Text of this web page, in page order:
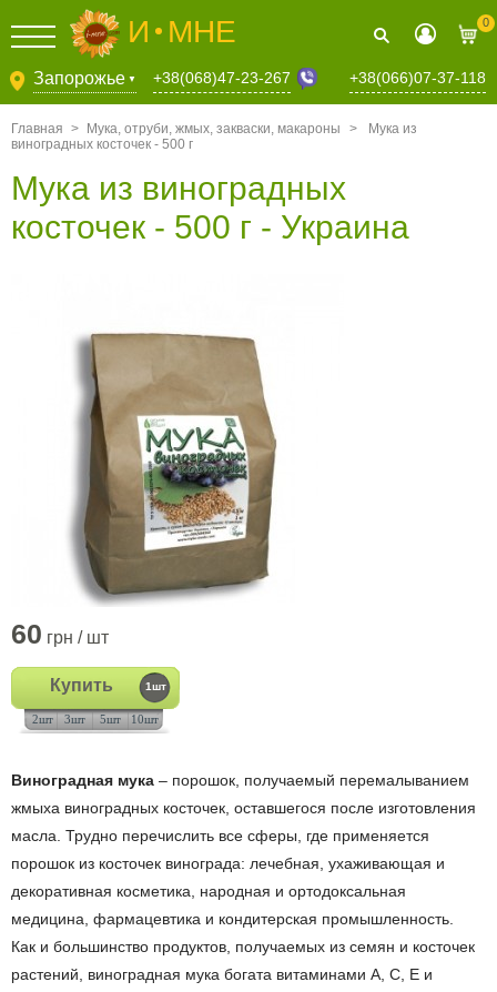
И МНЕ 0
Запорожье ▼ +38(068)47-23-267 +38(066)07-37-118
Главная > Мука, отруби, жмых, закваски, макароны >
Мука из
виноградных косточек - 500 г
Мука из виноградных
косточек - 500 г - Украина
60 грн / шт
Купить 1шт
2шт 3шт 5шт 10шт
Виноградная мука – порошок, получаемый перемалыванием
жмыха виноградных косточек, оставшегося после изготовления
масла. Трудно перечислить все сферы, где применяется
порошок из косточек винограда: лечебная, ухаживающая и
декоративная косметика, народная и ортодоксальная
медицина, фармацевтика и кондитерская промышленность.
Как и большинство продуктов, получаемых из семян и косточек
растений, виноградная мука богата витаминами А, С, Е и